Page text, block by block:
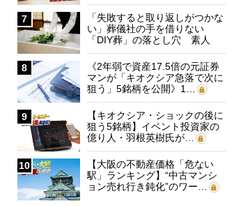
7
「失敗すると取り返しがつかな
い」葬儀社の手を借りない
「DIY葬」の落とし穴 素人
に…
8
《2年弱で資産17.5倍の元証券
マンが「キオクシア急落で次に
狙う」5銘柄を公開》1…
9
【キオクシア・ショックの後に
狙う5銘柄】イベント投資家の
億り人・羽根英樹氏が…
10
【大阪の不動産価格「危ない
駅」ランキング】“中古マンシ
ョン売れ行き鈍化”のワー…